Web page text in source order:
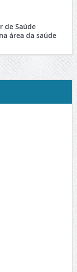
de Saúde
área da saúde